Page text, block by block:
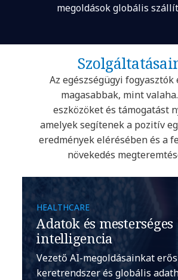
megoldások globális
Az egészségügyi fogyasztók
magasabbak, mint
eszközöket és támogatást
amelyek segítenek a pozitív
eredmények elérésében és a
növekedés
HEALTHCARE
Adatok és mesterséges
intelligencia
Vezető AI-megoldásainkat
keretrendszer és globális